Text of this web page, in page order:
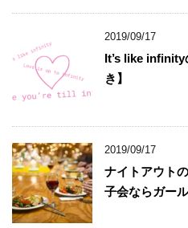
2019/09/17
It’s like infinity
き】
2019/09/17
ナイトアウト
子会ならガー